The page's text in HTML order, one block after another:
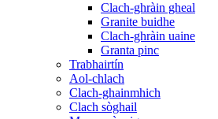
Clach-ghràin gheal
Granite buidhe
Clach-ghràin uaine
Granta pinc
Trabhairtín
Aol-chlach
Clach-ghainmhich
Clach sòghail